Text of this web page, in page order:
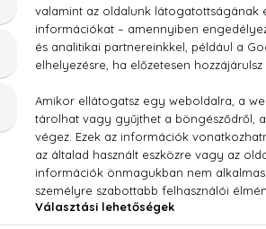
PENTYLENE GLYCOL,
PANTHENOL, PARFUM/
ETHYLHEXYLGLYCERIN,
PISTACIA LENTISCUS (MASTIC)
VULGARE EXTRACT, RIBES
PHENETHYL ALCOHOL,
SAL/SEA SALT/SEL MARIN, [V4160A]